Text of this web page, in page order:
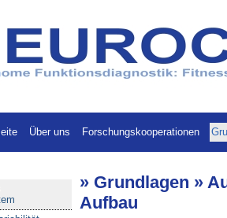
Über uns Forschungskooperationen
» Grundlagen »
Aufbau